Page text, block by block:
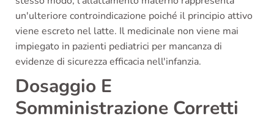
un'ulteriore controindicazione poiché il principio attivo
viene escreto nel latte. Il medicinale non viene mai
impiegato in pazienti pediatrici per mancanza di
evidenze di sicurezza efficacia nell'infanzia.
Dosaggio E
Somministrazione Corretti